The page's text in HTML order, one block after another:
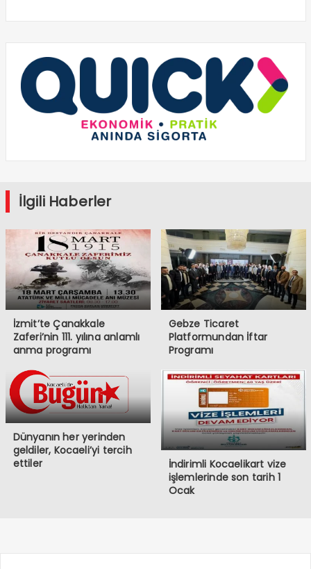
İlgili Haberler
İzmit’te Çanakkale
Zaferi’nin 111. yılına anlamlı
anma programı
Gebze Ticaret
Platformundan İftar
Programı
Dünyanın her yerinden
geldiler, Kocaeli’yi tercih
ettiler
İndirimli Kocaelikart vize
işlemlerinde son tarih 1
Ocak